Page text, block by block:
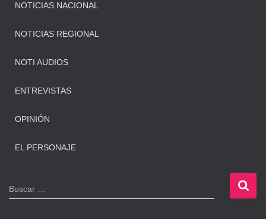
NOTICIAS NACIONAL
NOTICIAS REGIONAL
NOTI AUDIOS
ENTREVISTAS
OPINIÓN
EL PERSONAJE
B
u
Buscar …